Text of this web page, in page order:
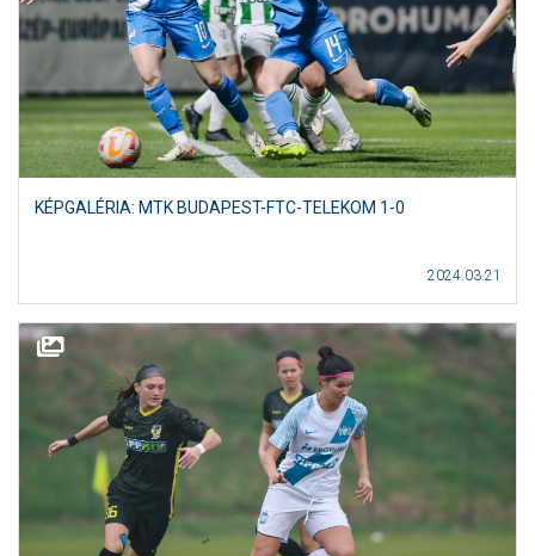
KÉPGALÉRIA: MTK BUDAPEST-FTC-TELEKOM 1-0
2024.03.21